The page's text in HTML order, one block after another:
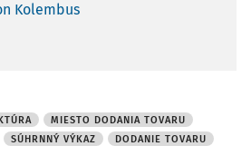
Kolembus
MIESTO DODANIA TOVARU
SÚHRNNÝ VÝKAZ DODANIE TOVARU